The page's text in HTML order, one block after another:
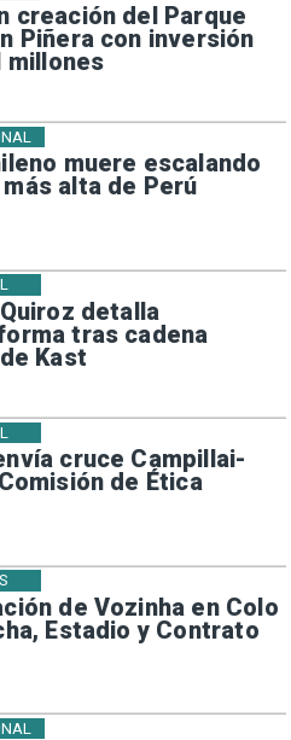
creación del Parque
Piñera con inversión
millones
muere escalando
alta de Perú
detalla
tras cadena
Kast
cruce Campillai-
de Ética
de Vozinha en Colo
Estadio y Contrato